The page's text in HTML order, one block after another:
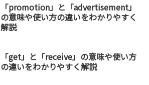
「promotion」と「advertisement」
の意味や使い方の違いをわかりやすく
解説
「get」と「receive」の意味や使い方
の違いをわかりやすく解説